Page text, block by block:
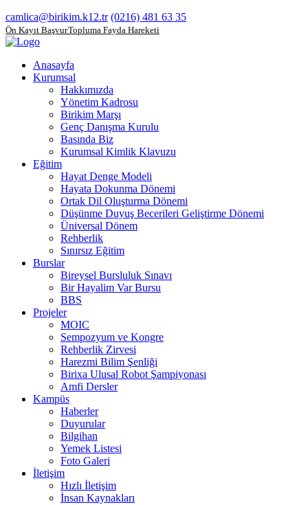
camlica@birikim.k12.tr (0216) 481 63 35
Ön Kayıt BaşvuruTopluma Fayda Hareketi
Anasayfa
Kurumsal
Hakkımızda
Yönetim Kadrosu
Birikim Marşı
Genç Danışma Kurulu
Basında Biz
Kurumsal Kimlik Klavuzu
Eğitim
Hayat Denge Modeli
Hayata Dokunma Dönemi
Ortak Dil Oluşturma Dönemi
Düşünme Duyuş Becerileri Geliştirme Dönemi
Üniversal Dönem
Rehberlik
Sınırsız Eğitim
Burslar
Bireysel Bursluluk Sınavı
Bir Hayalim Var Bursu
BBS
Projeler
MOIC
Sempozyum ve Kongre
Rehberlik Zirvesi
Harezmi Bilim Şenliği
Birixa Ulusal Robot Şampiyonası
Amfi Dersler
Kampüs
Haberler
Duyurular
Bilgihan
Yemek Listesi
Foto Galeri
İletişim
Hızlı İletişim
İnsan Kaynakları